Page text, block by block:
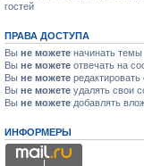
гостей
ПРАВА ДОСТУПА
Вы не можете начинать темы
Вы не можете отвечать на
Вы не можете
Вы не можете удалять свои
Вы не можете добавлять
ИНФОРМЕРЫ